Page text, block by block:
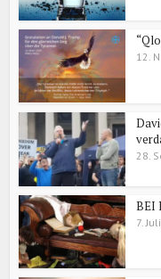
12.
28.
BEI
7.